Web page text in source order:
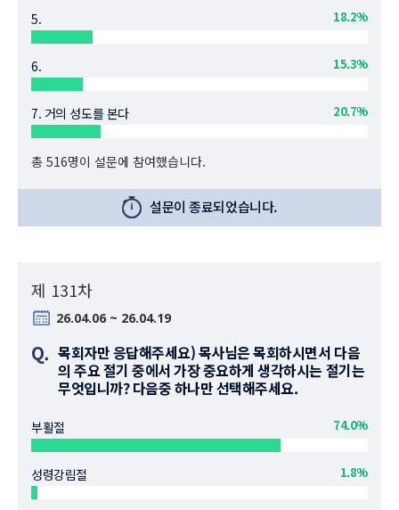
5. 18.2%
6. 15.3%
7. 거의 성도를 본다 20.7%
총 516명이 설문에 참여했습니다.
설문이 종료되었습니다.
제 131차
26.04.06 ~ 26.04.19
Q. 목회자만 응답해주세요) 목사님은 목회하시면서 다음
의 주요 절기 중에서 가장 중요하게 생각하시는 절기는
무엇입니까? 다음중 하나만 선택해주세요.
부활절 74.0%
성령강림절 1.8%